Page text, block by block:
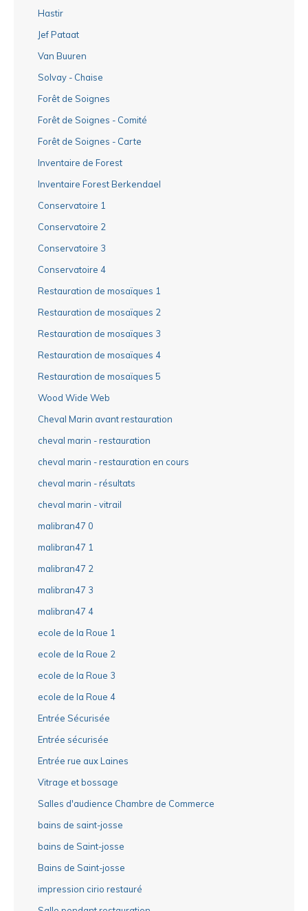
Hastir
Jef Pataat
Van Buuren
Solvay - Chaise
Forêt de Soignes
Forêt de Soignes - Comité
Forêt de Soignes - Carte
Inventaire de Forest
Inventaire Forest Berkendael
Conservatoire 1
Conservatoire 2
Conservatoire 3
Conservatoire 4
Restauration de mosaïques 1
Restauration de mosaïques 2
Restauration de mosaïques 3
Restauration de mosaïques 4
Restauration de mosaïques 5
Wood Wide Web
Cheval Marin avant restauration
cheval marin - restauration
cheval marin - restauration en cours
cheval marin - résultats
cheval marin - vitrail
malibran47 0
malibran47 1
malibran47 2
malibran47 3
malibran47 4
ecole de la Roue 1
ecole de la Roue 2
ecole de la Roue 3
ecole de la Roue 4
Entrée Sécurisée
Entrée sécurisée
Entrée rue aux Laines
Vitrage et bossage
Salles d'audience Chambre de Commerce
bains de saint-josse
bains de Saint-josse
Bains de Saint-josse
impression cirio restauré